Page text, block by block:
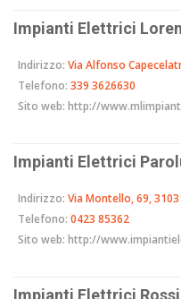
Impianti Elettrici
Indirizzo: Via Alfonso
Telefono: 339 3626630
Sito web: http://
Impianti Elettrici
Indirizzo: Via Montello, 69,
Telefono: 0423 85362
Sito web: http://